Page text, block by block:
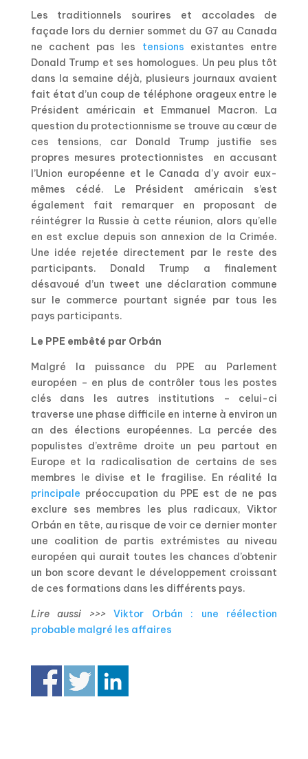
Les traditionnels sourires et accolades de
façade lors du dernier sommet du G7 au Canada
ne cachent pas les tensions existantes entre
Donald Trump et ses homologues. Un peu plus tôt
dans la semaine déjà, plusieurs journaux avaient
fait état d’un coup de téléphone orageux entre le
Président américain et Emmanuel Macron. La
question du protectionnisme se trouve au cœur de
ces tensions, car Donald Trump justifie ses
propres mesures protectionnistes en accusant
l’Union européenne et le Canada d’y avoir eux-
mêmes cédé. Le Président américain s’est
également fait remarquer en proposant de
réintégrer la Russie à cette réunion, alors qu’elle
en est exclue depuis son annexion de la Crimée.
Une idée rejetée directement par le reste des
participants. Donald Trump a finalement
désavoué d’un tweet une déclaration commune
sur le commerce pourtant signée par tous les
pays participants.
Le PPE embêté par Orbán
Malgré la puissance du PPE au Parlement
européen – en plus de contrôler tous les postes
clés dans les autres institutions – celui-ci
traverse une phase difficile en interne à environ un
an des élections européennes. La percée des
populistes d’extrême droite un peu partout en
Europe et la radicalisation de certains de ses
membres le divise et le fragilise. En réalité la
principale préoccupation du PPE est de ne pas
exclure ses membres les plus radicaux, Viktor
Orbán en tête, au risque de voir ce dernier monter
une coalition de partis extrémistes au niveau
européen qui aurait toutes les chances d’obtenir
un bon score devant le développement croissant
de ces formations dans les différents pays.
Lire aussi >>>
Viktor Orbán : une réélection
probable malgré les affaires